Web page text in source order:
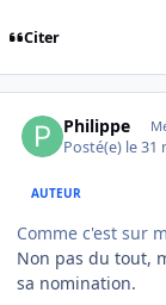
Citer
Philippe
Posté(e) le 31
AUTEUR
Comme c'est sur
Non pas du tout,
sa nomination.